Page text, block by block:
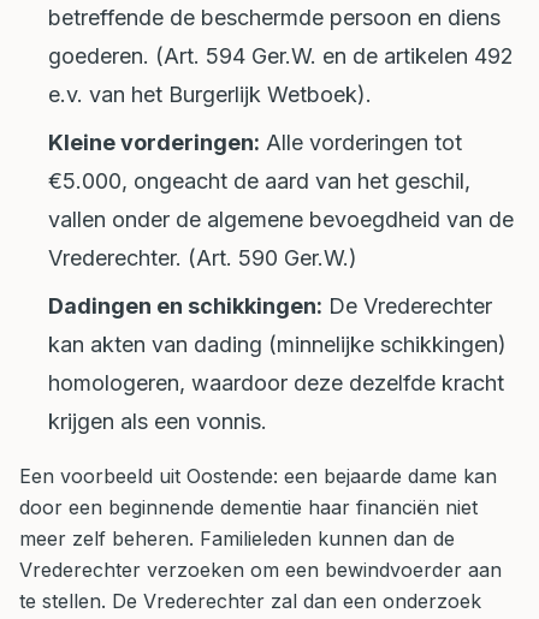
betreffende de beschermde persoon en diens
goederen. (Art. 594 Ger.W. en de artikelen 492
e.v. van het Burgerlijk Wetboek).
Kleine vorderingen: Alle vorderingen tot
€5.000, ongeacht de aard van het geschil,
vallen onder de algemene bevoegdheid van de
Vrederechter. (Art. 590 Ger.W.)
Dadingen en schikkingen: De Vrederechter
kan akten van dading (minnelijke schikkingen)
homologeren, waardoor deze dezelfde kracht
krijgen als een vonnis.
Een voorbeeld uit Oostende: een bejaarde dame kan
door een beginnende dementie haar financiën niet
meer zelf beheren. Familieleden kunnen dan de
Vrederechter verzoeken om een bewindvoerder aan
te stellen. De Vrederechter zal dan een onderzoek